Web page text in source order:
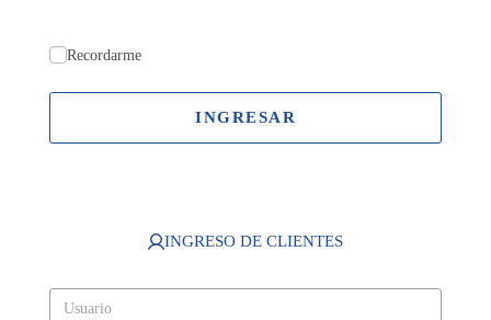
Recordarme
INGRESAR
INGRESO DE CLIENTES